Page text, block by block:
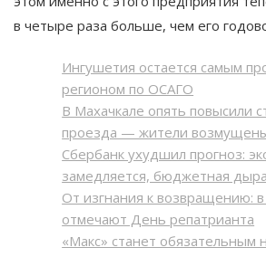
в четыре раза больше, чем его
Ингушетия остается самым
регионом по ОСАГО
В Махачкале опять повысили
проезда — жители
Сбербанк ухудшил прогноз:
замедляется, бюджетная
От изгнания к возвращению:
отмечают День репатрианта
«Макс» станет обязательным